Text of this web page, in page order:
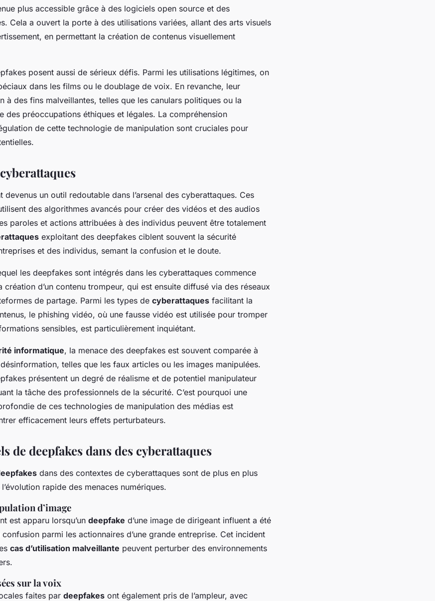
plus accessible grâce à des logiciels open source et des
Cela a ouvert la porte à des utilisations variées, allant des arts visuels
en permettant la création de contenus visuellement
posent aussi de sérieux défis. Parmi les utilisations légitimes, on
dans les films ou le doublage de voix. En revanche, leur
à des fins malveillantes, telles que les canulars politiques ou la
des préoccupations éthiques et légales. La compréhension
de cette technologie de manipulation sont cruciales pour
devenus un outil redoutable dans l’arsenal des cyberattaques. Ces
des algorithmes avancés pour créer des vidéos et des audios
paroles et actions attribuées à des individus peuvent être totalement
exploitant des deepfakes ciblent souvent la sécurité
et des individus, semant la confusion et le doute.
les deepfakes sont intégrés dans les cyberattaques commence
création d’un contenu trompeur, qui est ensuite diffusé via des réseaux
de partage. Parmi les types de cyberattaques facilitant la
le phishing vidéo, où une fausse vidéo est utilisée pour tromper
sensibles, est particulièrement inquiétant.
informatique, la menace des deepfakes est souvent comparée à
telles que les faux articles ou les images manipulées.
présentent un degré de réalisme et de potentiel manipulateur
la tâche des professionnels de la sécurité. C’est pourquoi une
de ces technologies de manipulation des médias est
efficacement leurs effets perturbateurs.
de deepfakes dans des cyberattaques
dans des contextes de cyberattaques sont de plus en plus
rapide des menaces numériques.
d’image
est apparu lorsqu’un deepfake d’une image de dirigeant influent a été
parmi les actionnaires d’une grande entreprise. Cet incident
cas d’utilisation malveillante peuvent perturber des environnements
sur la voix
faites par deepfakes ont également pris de l’ampleur, avec